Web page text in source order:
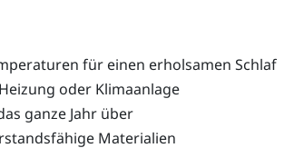
für einen erholsamen Schlaf
oder Klimaanlage
ganze Jahr über
Materialien